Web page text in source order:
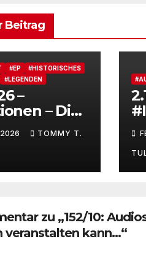
Beitrag
#EP
#HISTORISCHES
#LEGENDEN
–
– Die
Story –
von
Ludvík
mit
TOMMY T.
zu „152/10:
veranstalten kann…“